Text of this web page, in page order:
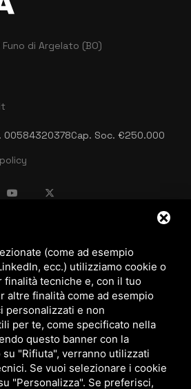
di Argelato (BO)
00584320378Cap. Soc. €250.000
(come ad esempio
ecc.) utilizziamo cookie o
tecniche e, con il tuo
altre finalità come ad esempio
personalizzati e non
per te, come specificato nella
questo banner con la
"Rifiuta", verranno utilizzati
Se vuoi selezionare i cookie
"Personalizza". Se preferisci,